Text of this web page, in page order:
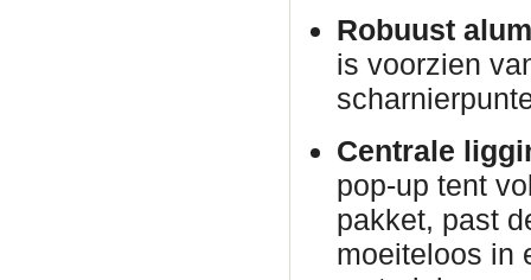
Robuust
is voorzien
Centrale
pop-up tent
pakket, past
moeiteloos in